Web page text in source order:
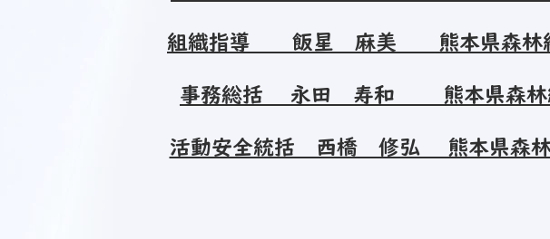
組織指導 飯星 麻美 熊本県森
事務総括 永田 寿和 熊本県森林
活動安全統括 西橋 修弘 熊本県森